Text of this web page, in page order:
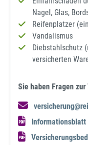
Nagel, Glas,
Reifenplatzer
Vandalismus
Diebstahlschutz
versicherten
Sie haben Fragen zur
Informationsblatt